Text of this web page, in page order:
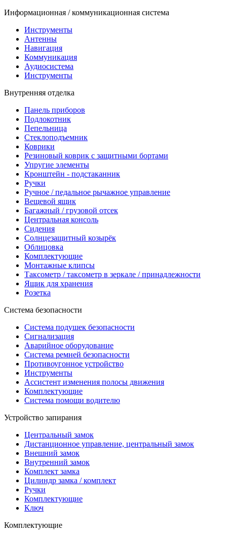
Информационная / коммуникационная система
Инструменты
Антенны
Навигация
Коммуникация
Аудиосистема
Инструменты
Внутренняя отделка
Панель приборов
Подлокотник
Пепельница
Стеклоподъемник
Коврики
Резиновый коврик с защитными бортами
Упругие элементы
Кронштейн - подстаканник
Ручки
Ручное / педальное рычажное управление
Вещевой ящик
Багажный / грузовой отсек
Центральная консоль
Сидения
Солнцезащитный козырёк
Облицовка
Комплектующие
Монтажные клипсы
Таксометр / таксометр в зеркале / принадлежности
Ящик для хранения
Розетка
Система безопасности
Система подушек безопасности
Сигнализация
Аварийное оборудование
Система ремней безопасности
Противоугонное устройство
Инструменты
Ассистент изменения полосы движения
Комплектующие
Система помощи водителю
Устройство запирания
Центральный замок
Дистанционное управление, центральный замок
Внешний замок
Внутренний замок
Комплект замка
Цилиндр замка / комплект
Ручки
Комплектующие
Ключ
Комплектующие